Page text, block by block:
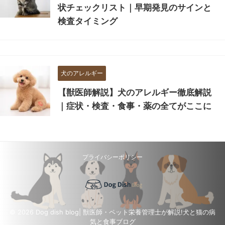
状チェックリスト｜早期発見のサインと
検査タイミング
犬のアレルギー
【獣医師解説】犬のアレルギー徹底解説
｜症状・検査・食事・薬の全てがここに
プライバシーポリシー
© 2026 Dog dish blog| 獣医師・ペット栄養管理士が解説!犬と猫の病
気と食事ブログ